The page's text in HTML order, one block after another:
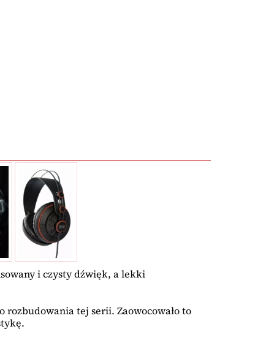
i czysty dźwięk, a lekki
rozbudowania tej serii. Zaowocowało to